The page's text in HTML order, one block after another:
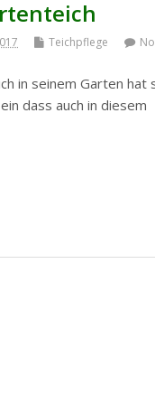
Teichpflege
No
in seinem Garten hat
dass auch in diesem